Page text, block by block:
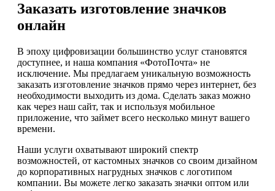
Заказать изготовление значков
онлайн
В эпоху цифровизации большинство услуг становятся
доступнее, и наша компания «ФотоПочта» не
исключение. Мы предлагаем уникальную возможность
заказать изготовление значков прямо через интернет, без
необходимости выходить из дома. Сделать заказ можно
как через наш сайт, так и используя мобильное
приложение, что займет всего несколько минут вашего
времени.
Наши услуги охватывают широкий спектр
возможностей, от кастомных значков со своим дизайном
до корпоративных нагрудных значков с логотипом
компании. Вы можете легко заказать значки оптом или